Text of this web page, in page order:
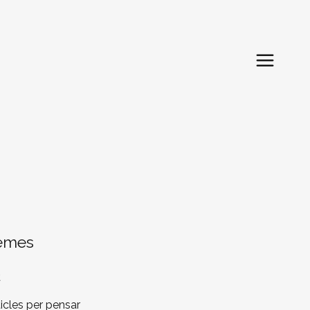
per pensar